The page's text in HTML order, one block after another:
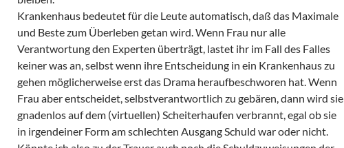
Krankenhaus bedeutet für die Leute automatisch, daß das Maximale
und Beste zum Überleben getan wird. Wenn Frau nur alle
Verantwortung den Experten überträgt, lastet ihr im Fall des Falles
keiner was an, selbst wenn ihre Entscheidung in ein Krankenhaus zu
gehen möglicherweise erst das Drama heraufbeschworen hat. Wenn
Frau aber entscheidet, selbstverantwortlich zu gebären, dann wird sie
gnadenlos auf dem (virtuellen) Scheiterhaufen verbrannt, egal ob sie
in irgendeiner Form am schlechten Ausgang Schuld war oder nicht.